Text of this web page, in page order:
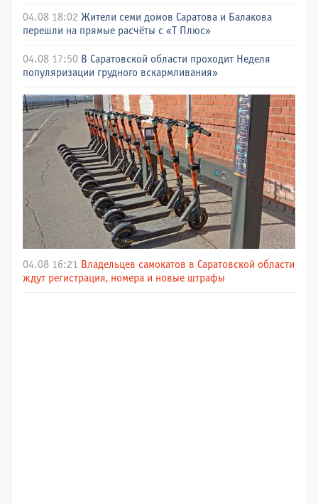
04.08 18:02 Жители семи домов Саратова и Балакова
перешли на прямые расчёты с «Т Плюс»
04.08 17:50 В Саратовской области проходит Неделя
популяризации грудного вскармливания»
04.08 16:21
Владельцев самокатов в Саратовской области
ждут регистрация, номера и новые штрафы